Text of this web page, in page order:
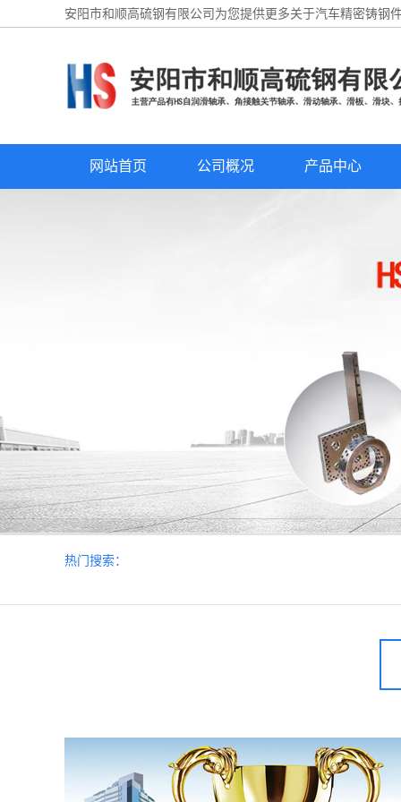
安阳市和顺高硫钢有限公司为您提供更多关于汽车精密铸钢
网站首页 公司概况 产品中心
热门搜索：